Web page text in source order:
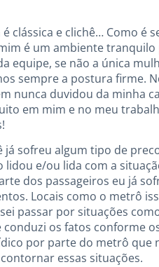
é clássica e clichê… Como
é um ambiente
equipe, se não a única
sempre a postura firme.
nunca duvidou da minha
em mim e no meu
já sofreu algum tipo de
lidou e/ou lida com a
dos passageiros eu já
Locais como o metrô
passar por situações
conduzi os fatos conforme
por parte do metrô que
essas situações.